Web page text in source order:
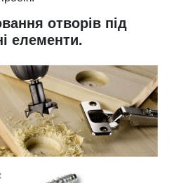
отворів під
елементи.